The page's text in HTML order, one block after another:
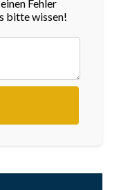
Fehler
bitte wissen!